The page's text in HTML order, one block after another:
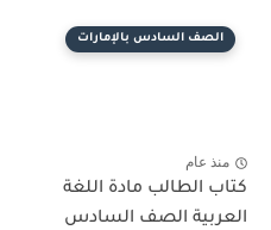
الصف السادس بالإمارات
منذ عام
كتاب الطالب مادة اللغة
العربية الصف السادس